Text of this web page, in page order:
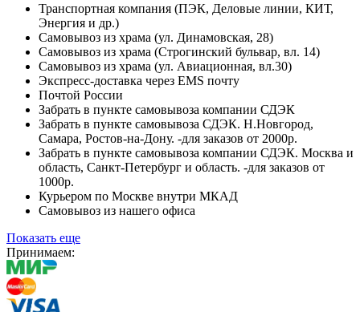
Транспортная компания (ПЭК, Деловые линии, КИТ,
Энергия и др.)
Самовывоз из храма (ул. Динамовская, 28)
Самовывоз из храма (Строгинский бульвар, вл. 14)
Самовывоз из храма (ул. Авиационная, вл.30)
Экспресс-доставка через EMS почту
Почтой России
Забрать в пункте самовывоза компании СДЭК
Забрать в пункте самовывоза СДЭК. Н.Новгород,
Самара, Ростов-на-Дону. -для заказов от 2000р.
Забрать в пункте самовывоза компании СДЭК. Москва и
область, Санкт-Петербург и область. -для заказов от
1000р.
Курьером по Москве внутри МКАД
Самовывоз из нашего офиса
Показать еще
Принимаем: